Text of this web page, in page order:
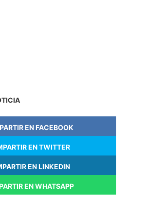
EN FACEBOOK
EN TWITTER
EN LINKEDIN
EN WHATSAPP